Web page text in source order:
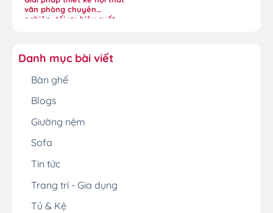
văn phòng chuyên
nghiệp, tối ưu hiệu suất
Danh mục bài viết
Bàn ghế
Blogs
Giường nệm
Sofa
Tin tức
Trang trí - Gia dụng
Tủ & Kệ